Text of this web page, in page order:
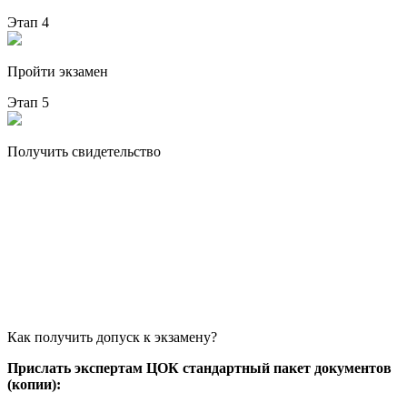
Этап 4
Пройти экзамен
Этап 5
Получить свидетельство
Как получить допуск к экзамену?
Прислать экспертам ЦОК стандартный пакет документов
(копии):